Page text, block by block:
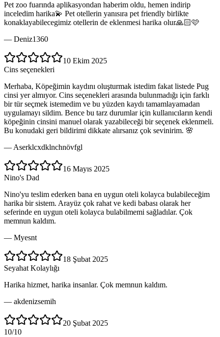
Pet zoo fuarında aplikasyondan haberim oldu, hemen indirip
inceledim harika💫 Pet otellerin yanısıra pet friendly birlikte
konaklayabilecegimiz otellerin de eklenmesi harika olur🙏🏻🩷
— Deniz1360
10 Ekim 2025
Cins seçenekleri
Merhaba, Köpeğimin kaydını oluşturmak istedim fakat listede Pug
cinsi yer almıyor. Cins seçenekleri arasında bulunmadığı için farklı
bir tür seçmek istemedim ve bu yüzden kaydı tamamlayamadan
uygulamayı sildim. Bence bu tarz durumlar için kullanıcıların kendi
köpeğinin cinsini manuel olarak yazabileceği bir seçenek eklenmeli.
Bu konudaki geri bildirimi dikkate alırsanız çok sevinirim. 🌸
— Aserklcxdklnchnövfgl
16 Mayıs 2025
Nino's Dad
Nino'yu teslim ederken bana en uygun oteli kolayca bulabileceğim
harika bir sistem. Arayüz çok rahat ve kedi babası olarak her
seferinde en uygun oteli kolayca bulabilmemi sağladılar. Çok
memnun kaldım.
— Myesnt
18 Şubat 2025
Seyahat Kolaylığı
Harika hizmet, harika insanlar. Çok memnun kaldım.
— akdenizsemih
20 Şubat 2025
10/10